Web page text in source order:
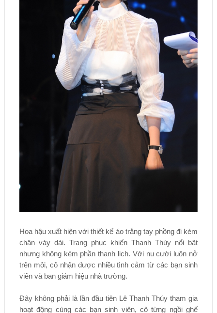
Hoa hậu xuất hiện với thiết kế áo trắng tay phồng đi kèm
chân váy dài. Trang phục khiến Thanh Thúy nổi bật
nhưng không kém phần thanh lịch. Với nụ cười luôn nở
trên môi, cô nhận được nhiều tình cảm từ các bạn sinh
viên và ban giám hiệu nhà trường.
Đây không phải là lần đầu tiên Lê Thanh Thúy tham gia
hoạt động cùng các bạn sinh viên, cô từng ngồi ghế